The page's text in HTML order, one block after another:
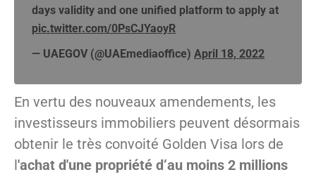
days validity and one unified platform to apply at
pic.twitter.com/0PsCJYaoyR
— UAEGOV (@UAEmediaoffice) April 18, 2022
En vertu des nouveaux amendements, les
investisseurs immobiliers peuvent désormais
obtenir le très convoité Golden Visa lors de
'achat d'une propriété d’au moins 2 millions